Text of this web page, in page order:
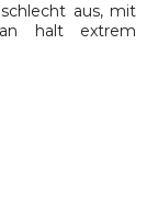
aus, mit
halt extrem